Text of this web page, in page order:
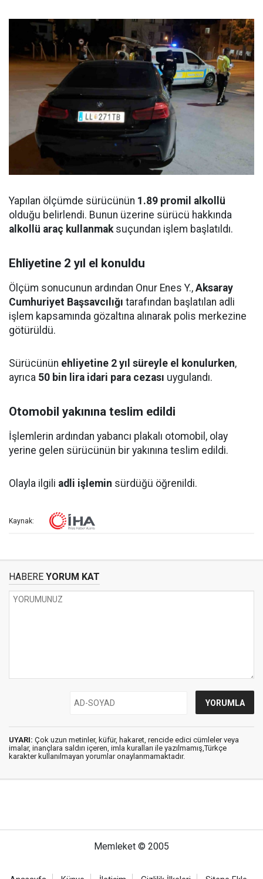
Yapılan ölçümde sürücünün 1.89 promil alkollü
olduğu belirlendi. Bunun üzerine sürücü hakkında
alkollü araç kullanmaksuçundan işlem başlatıldı.
Ehliyetine 2 yıl el konuldu
Ölçüm sonucunun ardından Onur Enes Y., Aksaray
Cumhuriyet Başsavcılığı tarafından başlatılan adli
işlem kapsamında gözaltına alınarak polis merkezine
götürüldü.
Sürücünün ehliyetine 2 yıl süreyle el konulurken,
ayrıca 50 bin lira idari para cezası uygulandı.
Otomobil yakınına teslim edildi
İşlemlerin ardından yabancı plakalı otomobil, olay
yerine gelen sürücünün bir yakınına teslim edildi.
Olayla ilgili adli işlemin sürdüğü öğrenildi.
Kaynak:
HABERE YORUM KAT
UYARI: Çok uzun metinler, küfür, hakaret, rencide edici cümleler veya
imalar, inançlara saldırı içeren, imla kuralları ile yazılmamış,Türkçe
karakter kullanılmayan yorumlar onaylanmamaktadır.
Memleket © 2005